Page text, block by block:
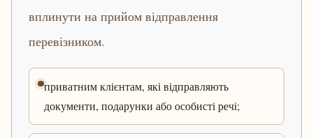
вплинути на прийом відправлення
перевізником.
приватним клієнтам, які відправляють
документи, подарунки або особисті речі;